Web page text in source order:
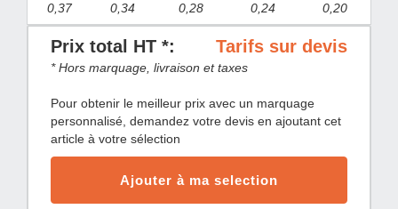
0,37 0,34 0,28 0,24 0,20
Prix total HT *: Tarifs sur devis
* Hors marquage, livraison et taxes
Pour obtenir le meilleur prix avec un marquage
personnalisé, demandez votre devis en ajoutant cet
article à votre sélection
Ajouter à ma selection